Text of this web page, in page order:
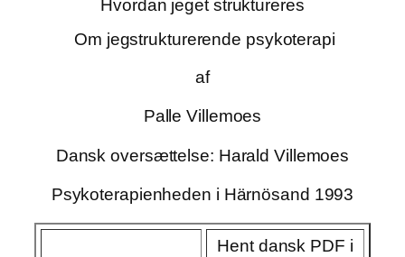
Hvordan jeget struktureres
Om jegstrukturerende psykoterapi
af
Palle Villemoes
Dansk oversættelse: Harald Villemoes
Psykoterapienheden i Härnösand 1993
Hent dansk PDF i